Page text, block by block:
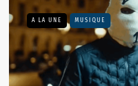
A LA UNE MUSIQUE